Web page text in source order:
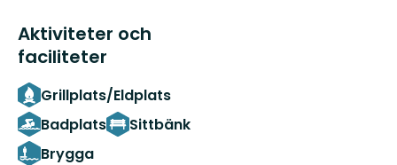
Aktiviteter och
faciliteter
Grillplats/Eldplats
Badplats
Sittbänk
Brygga